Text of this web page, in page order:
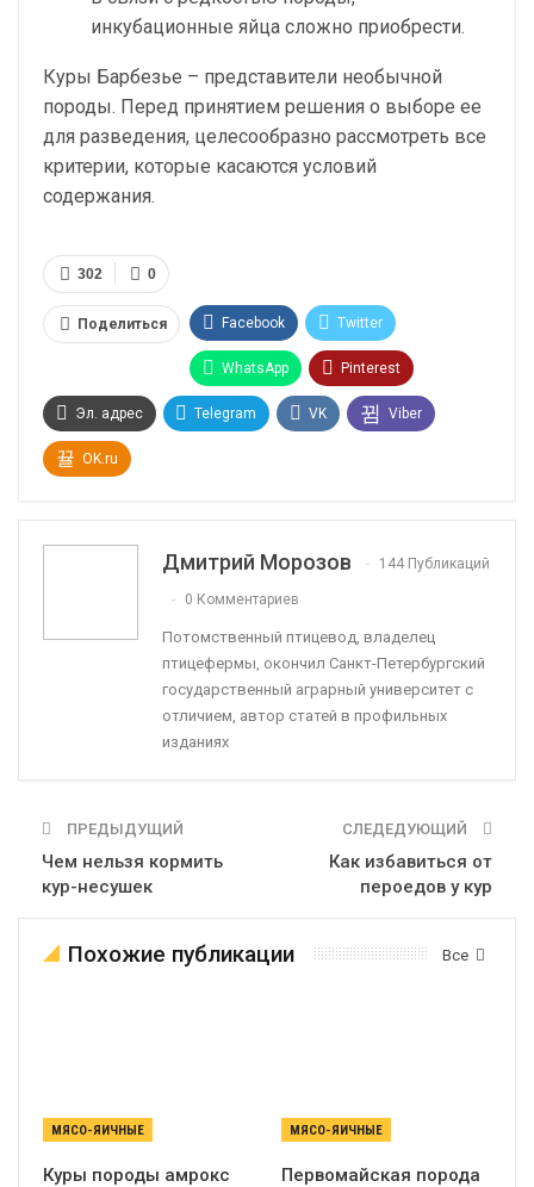
инкубационные яйца сложно приобрести.
Куры Барбезье – представители необычной
породы. Перед принятием решения о выборе ее
для разведения, целесообразно рассмотреть все
критерии, которые касаются условий
содержания.
0
302
Поделиться Facebook Twitter
WhatsApp Pinterest
Эл. адрес Telegram VK Viber
OK.ru
Дмитрий Морозов 144 Публикаций
0 Комментариев
Потомственный птицевод, владелец
птицефермы, окончил Санкт-Петербургский
государственный аграрный университет с
отличием, автор статей в профильных
изданиях
ПРЕДЫДУЩИЙ
Чем нельзя кормить
кур-несушек
СЛЕДЕДУЮЩИЙ
Как избавиться от
пероедов у кур
Все
Похожие публикации
МЯСО-ЯИЧНЫЕ
Куры породы амрокс
МЯСО-ЯИЧНЫЕ
Первомайская порода